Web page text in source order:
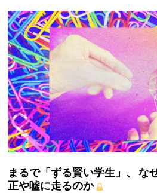
まるで「ずる賢い学生」、 な
正や嘘に走るのか